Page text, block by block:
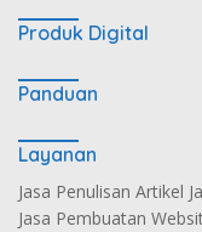
Produk Digital
Panduan
Layanan
Jasa Penulisan Artikel
Jasa Pembuatan